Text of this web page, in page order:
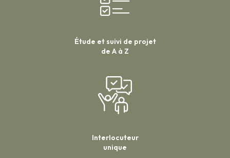
Étude et suivi de projet
de A à Z
Interlocuteur
unique